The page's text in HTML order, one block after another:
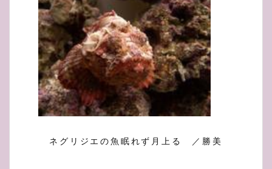
ネグリジエの魚眠れず月上る ／勝美